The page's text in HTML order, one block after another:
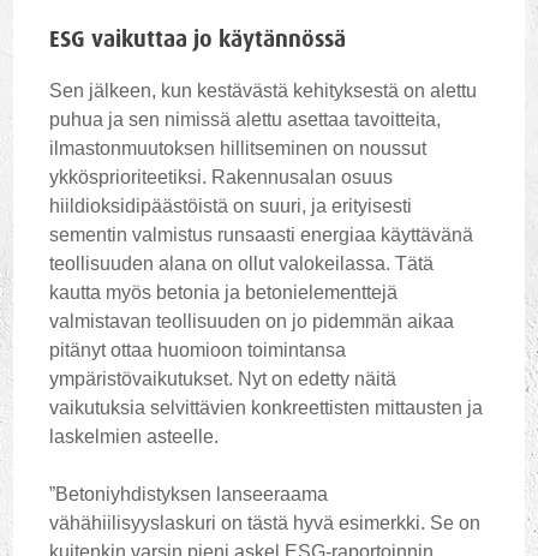
ESG vaikuttaa jo käytännössä
Sen jälkeen, kun kestävästä kehityksestä on alettu
puhua ja sen nimissä alettu asettaa tavoitteita,
ilmastonmuutoksen hillitseminen on noussut
ykkösprioriteetiksi. Rakennusalan osuus
hiildioksidipäästöistä on suuri, ja erityisesti
sementin valmistus runsaasti energiaa käyttävänä
teollisuuden alana on ollut valokeilassa. Tätä
kautta myös betonia ja betonielementtejä
valmistavan teollisuuden on jo pidemmän aikaa
pitänyt ottaa huomioon toimintansa
ympäristövaikutukset. Nyt on edetty näitä
vaikutuksia selvittävien konkreettisten mittausten ja
laskelmien asteelle.
”Betoniyhdistyksen lanseeraama
vähähiilisyyslaskuri on tästä hyvä esimerkki. Se on